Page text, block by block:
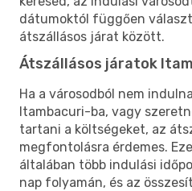
dátumoktól függően
átszállásos járat között.
Átszállásos járatok
Ha a városodból nem
Itambacuri-ba, vagy
tartani a költségeket, az
megfontolásra érdemes.
általában több indulási
nap folyamán, és az